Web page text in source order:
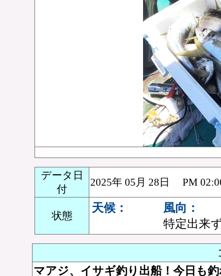
データ日
付
2025年 05月 28日 PM
状態
天候：
風向：
特定出来
マアジ、イサギ釣り出船！今日も